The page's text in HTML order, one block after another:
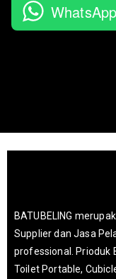
WhatsApp
BATUBELING
Supplier dan Jasa
professional. Prioduk
Toilet Portable,